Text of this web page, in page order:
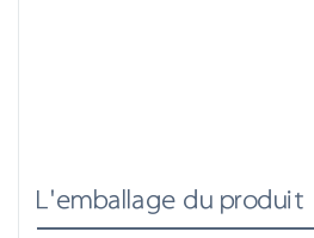
L'emballage du produit